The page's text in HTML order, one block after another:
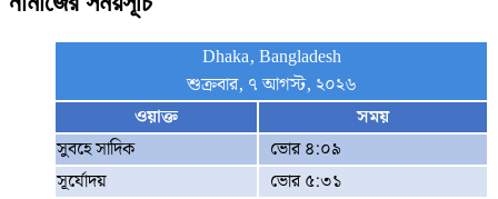
Dhaka, Bangladesh
শুক্রবার, ৭ আগস্ট, ২০২৬
ওয়াক্ত
সময়
সুবহে সাদিক
ভোর ৪:০৯
সূর্যোদয়
ভোর ৫:৩১